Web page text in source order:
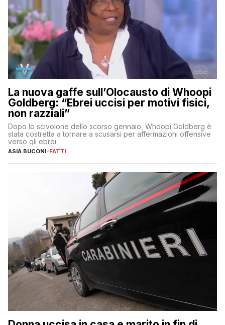
La nuova gaffe sull’Olocausto di Whoopi
Goldberg: “Ebrei uccisi per motivi fisici,
non razziali”
Dopo lo scivolone dello scorso gennaio, Whoopi Goldberg è
stata costretta a tornare a scusarsi per affermazioni offensive
verso gli ebrei
ASIA BUCONI-FATTI